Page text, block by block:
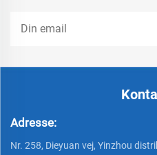
Adresse:
Nr. 258, Dieyuan vej, Yinzhou